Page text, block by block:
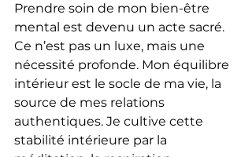
Prendre soin de mon bien-être
mental est devenu un acte sacré.
Ce n’est pas un luxe, mais une
nécessité profonde. Mon équilibre
intérieur est le socle de ma vie, la
source de mes relations
authentiques. Je cultive cette
stabilité intérieure par la